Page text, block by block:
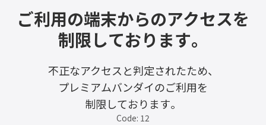
ご利用の端末からのアクセスを
制限しております。
不正なアクセスと判定されたため、
プレミアムバンダイのご利用を
制限しております。
Code: 12